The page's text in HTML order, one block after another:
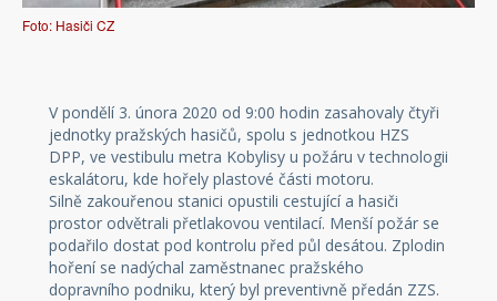
Foto: Hasiči CZ
V pondělí 3. února 2020 od 9:00 hodin zasahovaly čtyři
jednotky pražských hasičů, spolu s jednotkou HZS
DPP, ve vestibulu metra Kobylisy u požáru v technologii
eskalátoru, kde hořely plastové části motoru.
Silně zakouřenou stanici opustili cestující a hasiči
prostor odvětrali přetlakovou ventilací. Menší požár se
podařilo dostat pod kontrolu před půl desátou. Zplodin
hoření se nadýchal zaměstnanec pražského
dopravního podniku, který byl preventivně předán ZZS.